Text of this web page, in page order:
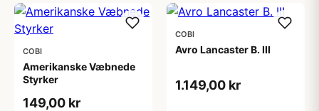
COBI
Amerikanske Væbnede
Styrker
149,00 kr
COBI
Avro Lancaster B. III
1.149,00 kr